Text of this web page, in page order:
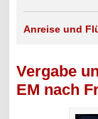
Anreise und
Vergabe
EM nach